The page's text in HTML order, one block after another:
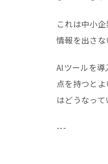
これは中小
情報を出さ
AIツールを
点を持つと
はどうなっ
---